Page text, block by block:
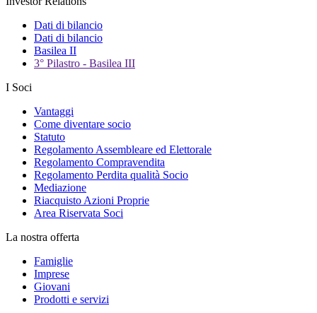
Dati di bilancio
Dati di bilancio
Basilea II
3° Pilastro - Basilea III
I Soci
Vantaggi
Come diventare socio
Statuto
Regolamento Assembleare ed Elettorale
Regolamento Compravendita
Regolamento Perdita qualità Socio
Mediazione
Riacquisto Azioni Proprie
Area Riservata Soci
La nostra offerta
Famiglie
Imprese
Giovani
Prodotti e servizi